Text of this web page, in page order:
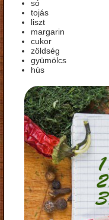
só
tojás
liszt
margarin
cukor
zöldség
gyümölcs
hús